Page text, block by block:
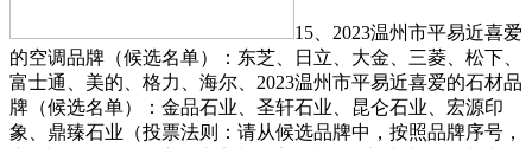
15、2023温州市平易近喜爱
的空调品牌（候选名单）：东芝、日立、大金、三菱、松下、
富士通、美的、格力、海尔、2023温州市平易近喜爱的石材品
牌（候选名单）：金品石业、圣轩石业、昆仑石业、宏源印
象、鼎臻石业（投票法则：请从候选品牌中，按照品牌序号，